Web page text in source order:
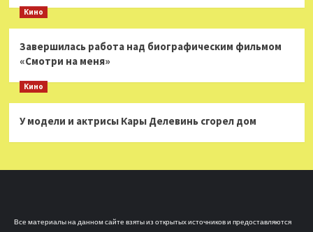
Кино
Завершилась работа над биографическим фильмом
«Смотри на меня»
Кино
У модели и актрисы Кары Делевинь сгорел дом
Все материалы на данном сайте взяты из открытых источников и предоставляются